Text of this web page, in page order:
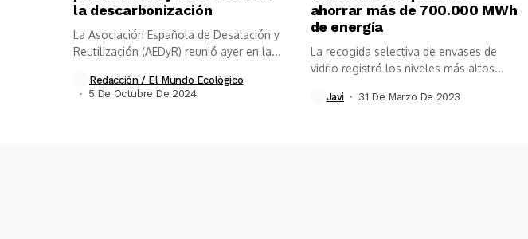
la descarbonización
La Asociación Española de Desalación y
Reutilización (AEDyR) reunió ayer en la...
Redacción / El Mundo Ecológico
5 De Octubre De 2024
ahorrar más de 700.000 MWh
de energía
La recogida selectiva de envases de
vidrio registró los niveles más altos...
Javi 31 De Marzo De 2023